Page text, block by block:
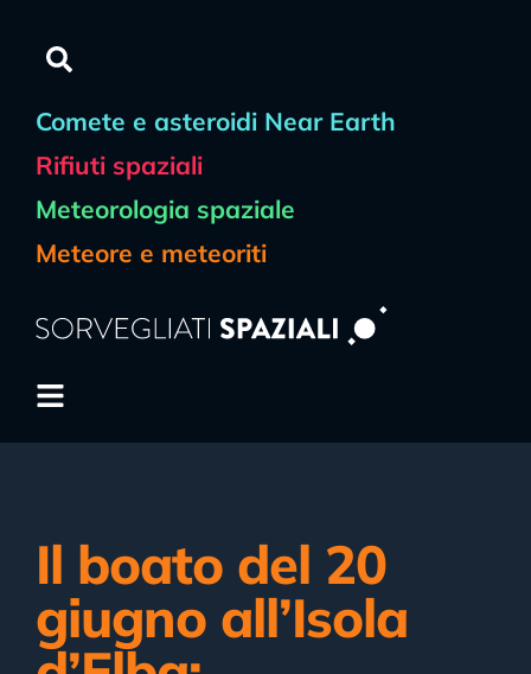
Comete e asteroidi Near Earth
Rifiuti spaziali
Meteorologia spaziale
Meteore e meteoriti
Il boato del 20
giugno all’Isola